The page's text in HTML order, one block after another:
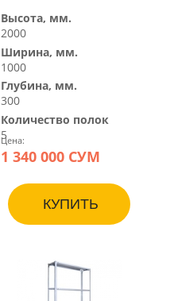
Высота, мм.
2000
Ширина, мм.
1000
Глубина, мм.
300
Количество полок
5
Цена:
1 340 000 СУМ
КУПИТЬ